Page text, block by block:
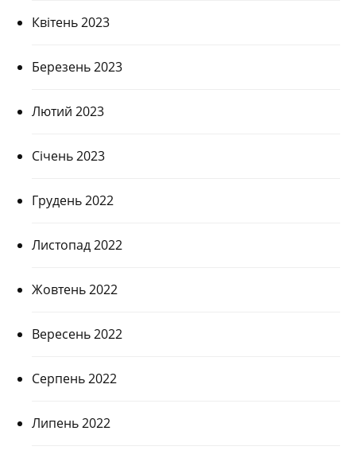
Квітень 2023
Березень 2023
Лютий 2023
Січень 2023
Грудень 2022
Листопад 2022
Жовтень 2022
Вересень 2022
Серпень 2022
Липень 2022